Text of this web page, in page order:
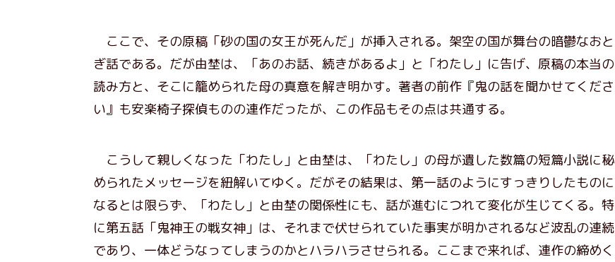
ここで、その原稿「砂の国の女王が死んだ」が挿入される。架空の国が舞台の暗鬱なおと
ぎ話である。だが由埜は、「あのお話、続きがあるよ」と「わたし」に告げ、原稿の本当の
読み方と、そこに籠められた母の真意を解き明かす。著者の前作『鬼の話を聞かせてくださ
い』も安楽椅子探偵ものの連作だったが、この作品もその点は共通する。
こうして親しくなった「わたし」と由埜は、「わたし」の母が遺した数篇の短篇小説に秘
められたメッセージを紐解いてゆく。だがその結果は、第一話のようにすっきりしたものに
なるとは限らず、「わたし」と由埜の関係性にも、話が進むにつれて変化が生じてくる。特
に第五話「鬼神王の戦女神」は、それまで伏せられていた事実が明かされるなど波乱の連続
であり、一体どうなってしまうのかとハラハラさせられる。ここまで来れば、連作の締めく